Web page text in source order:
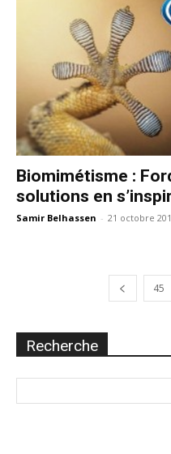
Biomimétisme :
solutions en
Samir Belhassen - 21 octobre
45
Recherche